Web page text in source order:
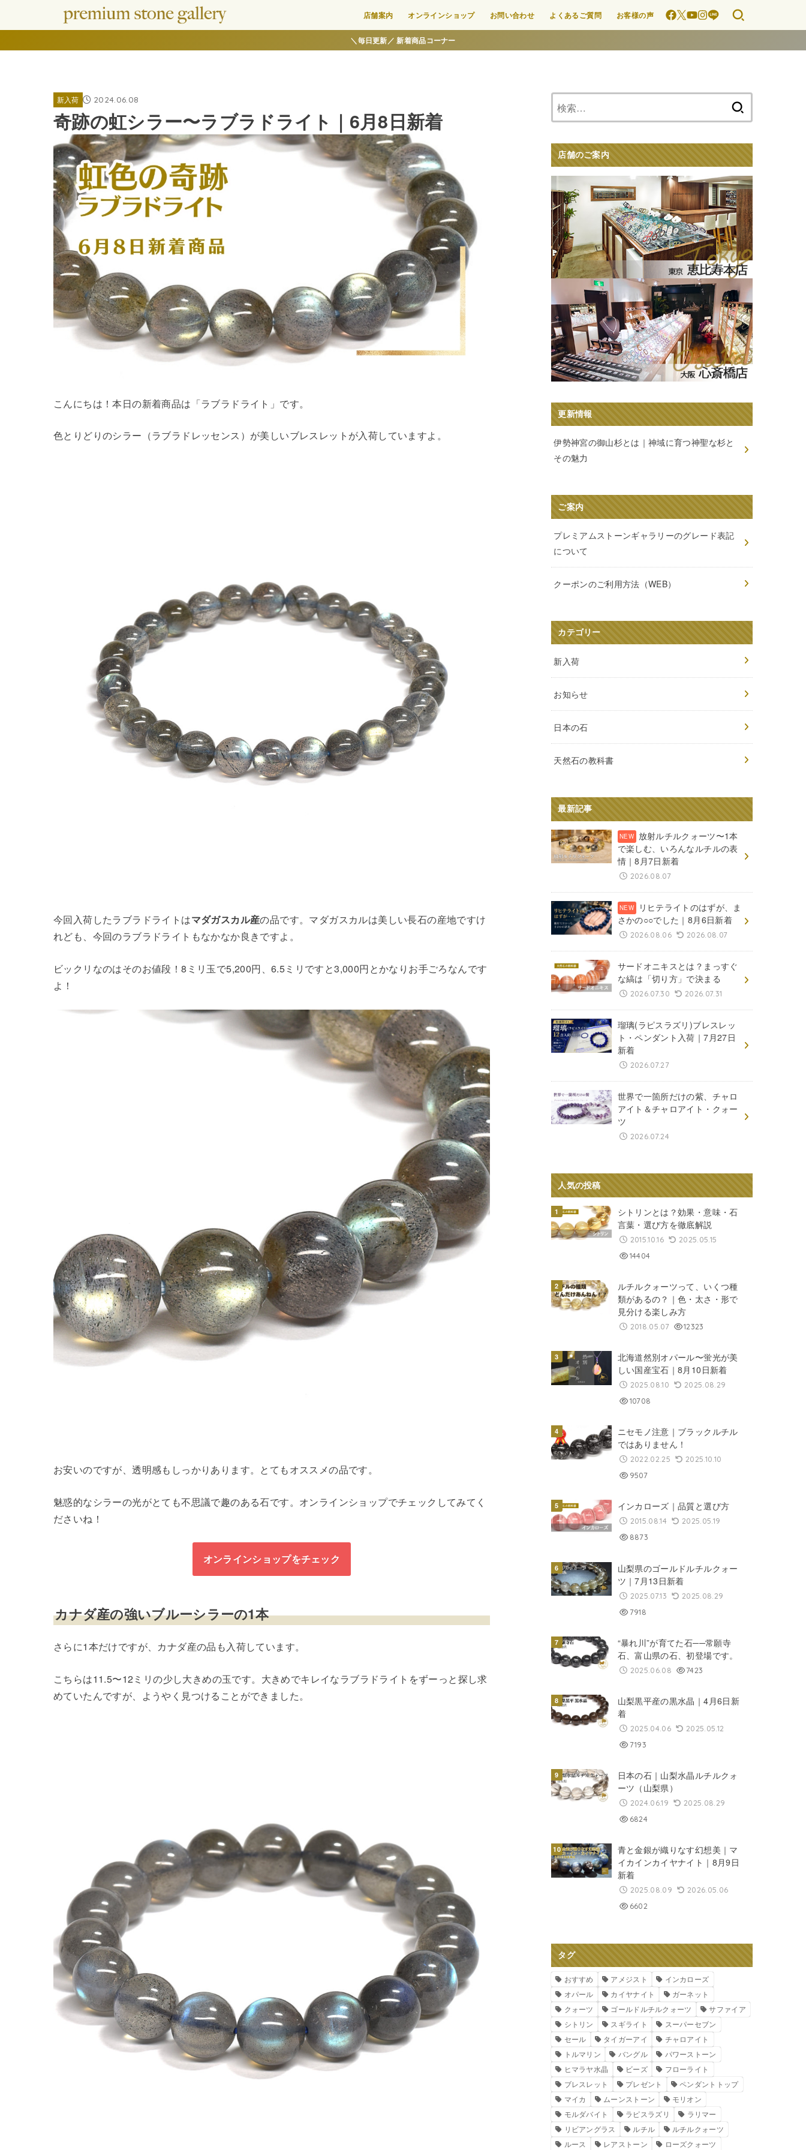
店舗案内 オンラインショップ お問い合わせ よくあるご質問 お客様の声
＼毎日更新／ 新着商品コーナー
新入荷 2024.06.08
奇跡の虹シラー〜ラブラドライト｜6月8日新着
こんにちは！本日の新着商品は「ラブラドライト」です。
色とりどりのシラー（ラブラドレッセンス）が美しいブレスレットが入荷していますよ。
今回入荷したラブラドライトはマダガスカル産の品です。マダガスカルは美しい長石の産地ですけ
れども、今回のラブラドライトもなかなか良きですよ。
ビックリなのはそのお値段！8ミリ玉で5,200円、6.5ミリですと3,000円とかなりお手ごろなんです
よ！
お安いのですが、透明感もしっかりあります。とてもオススメの品です。
魅惑的なシラーの光がとても不思議で趣のある石です。オンラインショップでチェックしてみてく
ださいね！
オンラインショップをチェック
カナダ産の強いブルーシラーの1本
さらに1本だけですが、カナダ産の品も入荷しています。
こちらは11.5〜12ミリの少し大きめの玉です。大きめでキレイなラブラドライトをずーっと探し求
めていたんですが、ようやく見つけることができました。
店舗のご案内
更新情報
伊勢神宮の御山杉とは｜神域に育つ神聖な杉と
その魅力
ご案内
プレミアムストーンギャラリーのグレード表記
について
クーポンのご利用方法（WEB）
カテゴリー
新入荷
お知らせ
日本の石
天然石の教科書
最新記事
放射ルチルクォーツ〜1本
で楽しむ、いろんなルチルの表
情｜8月7日新着
2026.08.07
リヒテライトのはずが、ま
さかの○○でした｜8月6日新着
2026.08.06 2026.08.07
サードオニキスとは？まっすぐ
な縞は「切り方」で決まる
2026.07.30 2026.07.31
瑠璃(ラピスラズリ)ブレスレッ
ト・ペンダント入荷｜7月27日
新着
2026.07.27
世界で一箇所だけの紫、チャロ
アイト＆チャロアイト・クォー
ツ
2026.07.24
人気の投稿
シトリンとは？効果・意味・石
言葉・選び方を徹底解説
2015.10.16
2025.05.15
14404
ルチルクォーツって、いくつ種
類があるの？｜色・太さ・形で
見分ける楽しみ方
2018.05.07 12323
北海道然別オパール〜蛍光が美
しい国産宝石｜8月10日新着
2025.08.10
2025.08.29
10708
ニセモノ注意｜ブラックルチル
ではありません！
2022.02.25
2025.10.10
9507
インカローズ｜品質と選び方
2015.08.14
2025.05.19
8873
山梨県のゴールドルチルクォー
ツ｜7月13日新着
2025.07.13
2025.08.29
7918
“暴れ川”が育てた石──常願寺
石、富山県の石、初登場です。
2025.06.08 7423
山梨黒平産の黒水晶｜4月6日新
着
2025.04.06
2025.05.12
7193
日本の石｜山梨水晶ルチルクォ
ーツ（山梨県）
2024.06.19
2025.08.29
6824
青と金銀が織りなす幻想美｜マ
イカインカイヤナイト｜8月9日
新着
2025.08.09
2026.05.06
6602
タグ
おすすめ アメジスト
インカローズ
オパール
カイヤナイト
ガーネット
クォーツ
ゴールドルチルクォーツ
サファイア
シトリン
スギライト
スーパーセブン
セール
タイガーアイ
チャロアイト
トルマリン
バングル
パワーストーン
ヒマラヤ水晶
ビーズ
フローライト
ブレスレット
プレゼント
ペンダントトップ
マイカ
ムーンストーン
モリオン
モルダバイト
ラピスラズリ
ラリマー
リビアングラス
ルチル
ルチルクォーツ
ルース
レアストーン ローズクォーツ